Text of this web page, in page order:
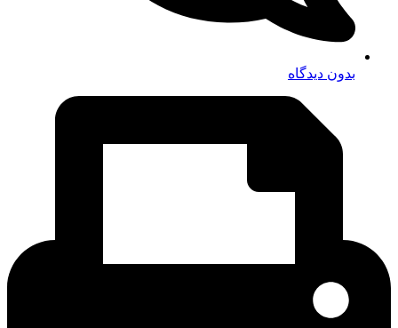
بدون دیدگاه